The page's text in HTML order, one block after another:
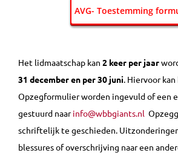
AVG- Toestemming
Het lidmaatschap kan 2 keer per jaar
31 december en per 30 juni. Hiervoor
Opzegformulier worden ingevuld of een
gestuurd naarinfo@wbbgiants.nl
schriftelijk te geschieden.
blessures of overschrijving naar een